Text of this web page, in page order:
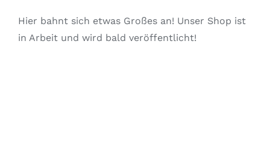
Hier bahnt sich etwas Großes an! Unser Shop ist
in Arbeit und wird bald veröffentlicht!